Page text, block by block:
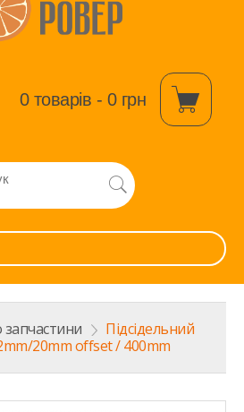
0 товарів - 0 грн
запчастини > Підсідельний
20mm offset / 400mm